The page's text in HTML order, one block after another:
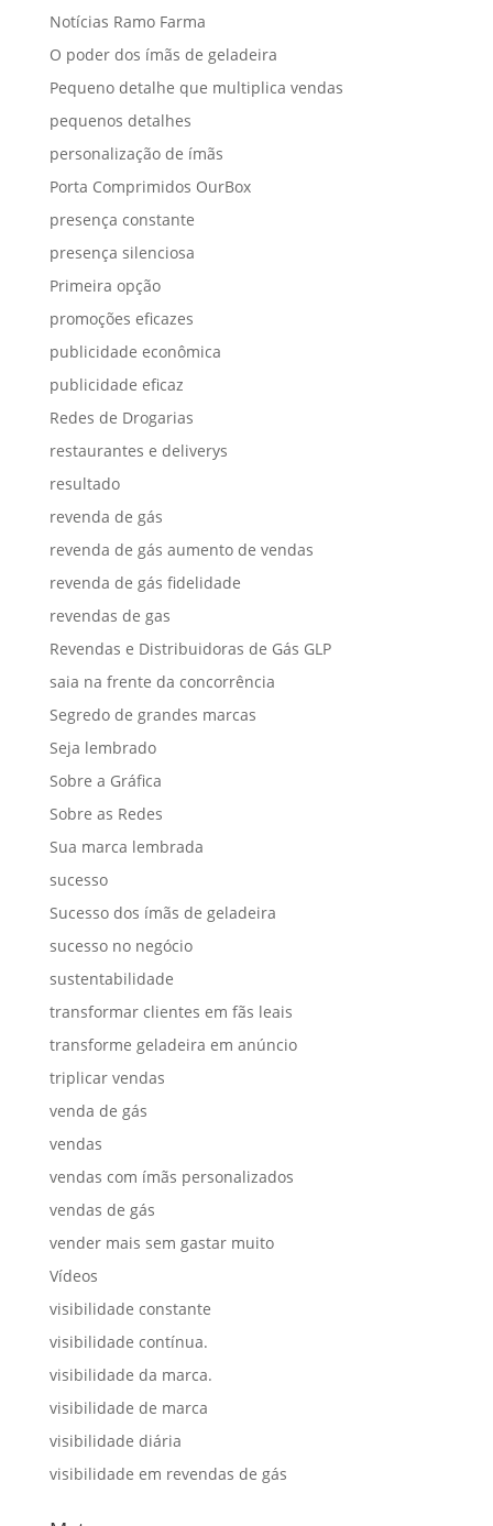
Notícias Ramo Farma
O poder dos ímãs de geladeira
Pequeno detalhe que multiplica vendas
pequenos detalhes
personalização de ímãs
Porta Comprimidos OurBox
presença constante
presença silenciosa
Primeira opção
promoções eficazes
publicidade econômica
publicidade eficaz
Redes de Drogarias
restaurantes e deliverys
resultado
revenda de gás
revenda de gás aumento de vendas
revenda de gás fidelidade
revendas de gas
Revendas e Distribuidoras de Gás GLP
saia na frente da concorrência
Segredo de grandes marcas
Seja lembrado
Sobre a Gráfica
Sobre as Redes
Sua marca lembrada
sucesso
Sucesso dos ímãs de geladeira
sucesso no negócio
sustentabilidade
transformar clientes em fãs leais
transforme geladeira em anúncio
triplicar vendas
venda de gás
vendas
vendas com ímãs personalizados
vendas de gás
vender mais sem gastar muito
Vídeos
visibilidade constante
visibilidade contínua.
visibilidade da marca.
visibilidade de marca
visibilidade diária
visibilidade em revendas de gás